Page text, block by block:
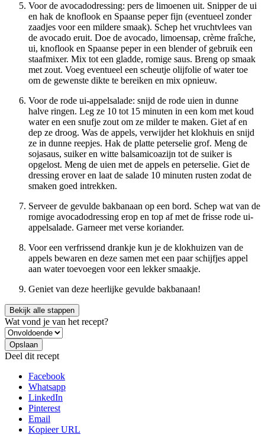
Voor de avocadodressing: pers de limoenen uit. Snipper de ui
en hak de knoflook en Spaanse peper fijn (eventueel zonder
zaadjes voor een mildere smaak). Schep het vruchtvlees van
de avocado eruit. Doe de avocado, limoensap, crème fraîche,
ui, knoflook en Spaanse peper in een blender of gebruik een
staafmixer. Mix tot een gladde, romige saus. Breng op smaak
met zout. Voeg eventueel een scheutje olijfolie of water toe
om de gewenste dikte te bereiken en mix opnieuw.
Voor de rode ui-appelsalade: snijd de rode uien in dunne
halve ringen. Leg ze 10 tot 15 minuten in een kom met koud
water en een snufje zout om ze milder te maken. Giet af en
dep ze droog. Was de appels, verwijder het klokhuis en snijd
ze in dunne reepjes. Hak de platte peterselie grof. Meng de
sojasaus, suiker en witte balsamicoazijn tot de suiker is
opgelost. Meng de uien met de appels en peterselie. Giet de
dressing erover en laat de salade 10 minuten rusten zodat de
smaken goed intrekken.
Serveer de gevulde bakbanaan op een bord. Schep wat van de
romige avocadodressing erop en top af met de frisse rode ui-
appelsalade. Garneer met verse koriander.
Voor een verfrissend drankje kun je de klokhuizen van de
appels bewaren en deze samen met een paar schijfjes appel
aan water toevoegen voor een lekker smaakje.
Geniet van deze heerlijke gevulde bakbanaan!
Bekijk alle stappen
Wat vond je van het recept?
Deel dit recept
Facebook
Whatsapp
LinkedIn
Pinterest
Email
Kopieer URL